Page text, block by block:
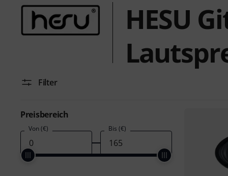
HESU
Filter
Preisbereich
Von (€) Bis (€)